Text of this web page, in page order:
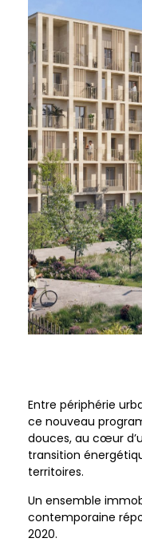
Entre périphérie
ce nouveau
douces, au cœur
transition
territoires.
Un ensemble
contemporaine
2020.